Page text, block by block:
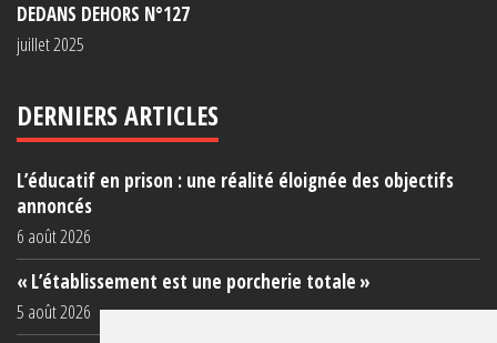
DEDANS DEHORS N°127
juillet 2025
DERNIERS ARTICLES
L’éducatif en prison : une réalité éloignée des objectifs
annoncés
6 août 2026
« L’établissement est une porcherie totale »
5 août 2026